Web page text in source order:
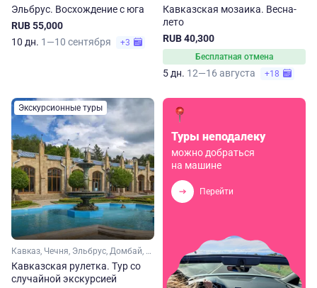
Эльбрус. Восхождение с юга
RUB 55,000
10 дн. 1—10 сентября +3
Кавказская мозаика. Весна-
лето
RUB 40,300
Бесплатная отмена
5 дн. 12—16 августа +18
Экскурсионные туры
Кавказ, Чечня, Эльбрус, Домбай, Карачаево-Черкесия, Кабардино-Балкария, Ставропольский край, Кавказские Минеральные Воды
Кавказская рулетка. Тур со
случайной экскурсией
Туры неподалеку
можно добраться
на машине
Перейти